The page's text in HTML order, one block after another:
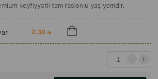
keyfiyyətli tam rasionlu yaş yemdir.
2.30 ₼